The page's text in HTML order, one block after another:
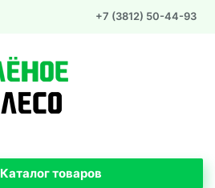
+7 (3812) 50-44-93
Каталог товаров